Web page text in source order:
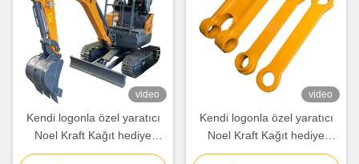
video
Kendi logonla özel yaratıcı
Noel Kraft Kağıt hediye
çantası Xmas dekoratif
video
Kendi logonla özel yaratıcı
Noel Kraft Kağıt hediye
çantası Xmas dekoratif